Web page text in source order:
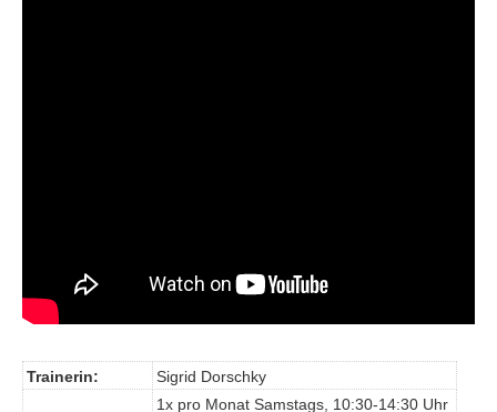
Trainerin: Sigrid Dorschky
1x pro Monat Samstags, 10:30-14:30 Uhr